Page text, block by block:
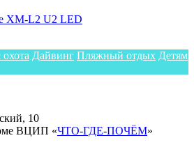
XM-L2 U2 LED
Дайвинг Пляжный отдых Детям
10
ВЦИП «ЧТО-ГДЕ-ПОЧЁМ»